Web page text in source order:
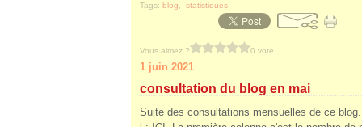
Tags: blog statistiques
Vous aimez ? 0 vote
1 juin 2021
consultation du blog en mai
Suite des consultations mensuelles de ce